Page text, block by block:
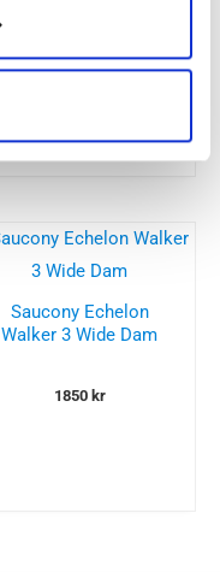
Saucony Echelon
Walker 3 Wide Dam
1850 kr